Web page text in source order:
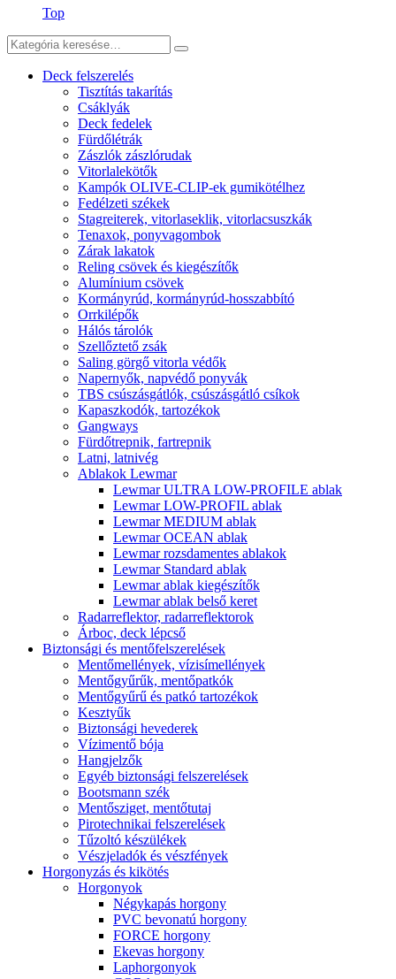
Top
Deck felszerelés
Tisztítás takarítás
Csáklyák
Deck fedelek
Fürdőlétrák
Zászlók zászlórudak
Vitorlalekötők
Kampók OLIVE-CLIP-ek gumikötélhez
Fedélzeti székek
Stagreiterek, vitorlaseklik, vitorlacsuszkák
Tenaxok, ponyvagombok
Zárak lakatok
Reling csövek és kiegészítők
Alumínium csövek
Kormányrúd, kormányrúd-hosszabbító
Orrkilépők
Hálós tárolók
Szellőztető zsák
Saling görgő vitorla védők
Napernyők, napvédő ponyvák
TBS csúszásgátlók, csúszásgátló csíkok
Kapaszkodók, tartozékok
Gangways
Fürdőtrepnik, fartrepnik
Latni, latnivég
Ablakok Lewmar
Lewmar ULTRA LOW-PROFILE ablak
Lewmar LOW-PROFIL ablak
Lewmar MEDIUM ablak
Lewmar OCEAN ablak
Lewmar rozsdamentes ablakok
Lewmar Standard ablak
Lewmar ablak kiegészítők
Lewmar ablak belső keret
Radarreflektor, radarreflektorok
Árboc, deck lépcső
Biztonsági és mentőfelszerelések
Mentőmellények, vízisímellények
Mentőgyűrűk, mentőpatkók
Mentőgyűrű és patkó tartozékok
Kesztyűk
Biztonsági hevederek
Vízimentő bója
Hangjelzők
Egyéb biztonsági felszerelések
Bootsmann szék
Mentősziget, mentőtutaj
Pirotechnikai felszerelések
Tűzoltó készülékek
Vészjeladók és vészfények
Horgonyzás és kikötés
Horgonyok
Négykapás horgony
PVC bevonatú horgony
FORCE horgony
Ekevas horgony
Laphorgonyok